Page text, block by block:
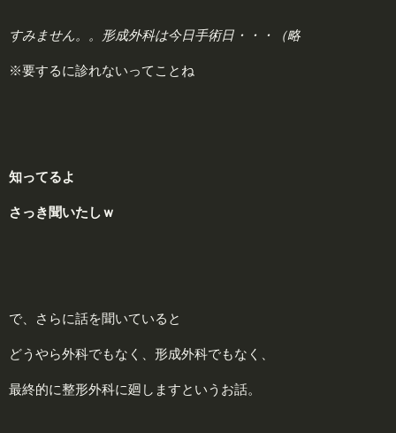
すみません。。形成外科は今日手術日・・・（略
※要するに診れないってことね
知ってるよ
さっき聞いたしｗ
で、さらに話を聞いていると
どうやら外科でもなく、形成外科でもなく、
最終的に整形外科に廻しますというお話。